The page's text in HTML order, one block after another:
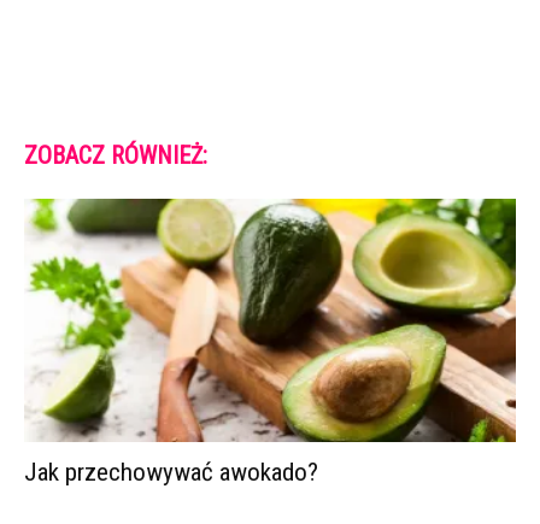
ZOBACZ RÓWNIEŻ:
Jak przechowywać awokado?